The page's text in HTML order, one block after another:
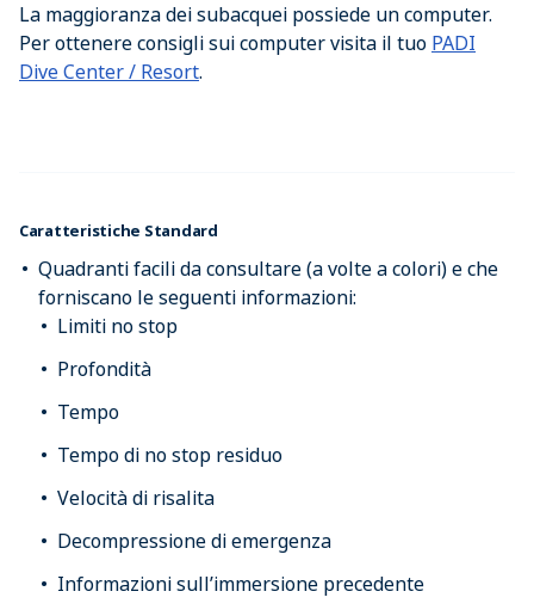
La maggioranza dei subacquei possiede un computer.
Per ottenere consigli sui computer visita il tuo PADI
Dive Center / Resort.
Caratteristiche Standard
Quadranti facili da consultare (a volte a colori) e che
forniscano le seguenti informazioni:
Limiti no stop
Profondità
Tempo
Tempo di no stop residuo
Velocità di risalita
Decompressione di emergenza
Informazioni sull’immersione precedente